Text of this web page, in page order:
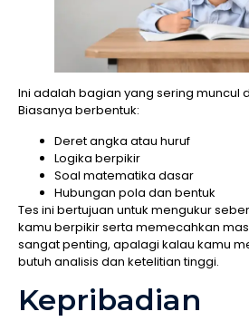
Ini adalah bagian yang sering muncul
Biasanya berbentuk:
Deret angka atau huruf
Logika berpikir
Soal matematika dasar
Hubungan pola dan bentuk
Tes ini bertujuan untuk mengukur
kamu berpikir serta memecahkan
sangat penting, apalagi kalau kamu
butuh analisis dan ketelitian tinggi.
Kepribadian